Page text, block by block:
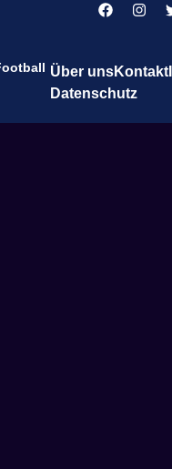
Über unsKontakt
Datenschutz